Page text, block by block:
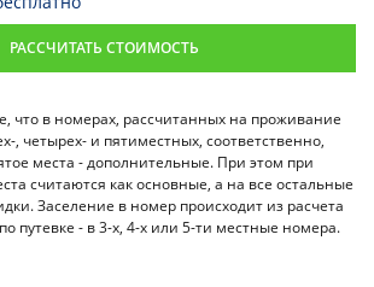
РАССЧИТАТЬ СТОИМОСТЬ
в номерах, рассчитанных на проживание
, четырех- и пятиместных, соответственно,
места - дополнительные. При этом при
считаются как основные, а на все остальные
Заселение в номер происходит из расчета
путевке - в 3-х, 4-х или 5-ти местные номера.